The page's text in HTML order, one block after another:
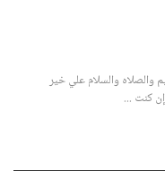
والصلاه والسلام علي خير
كنت ...